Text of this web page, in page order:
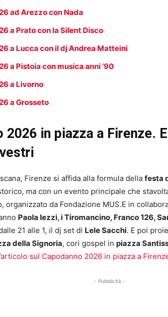
ad Arezzo con Nada
a Prato con la Silent Disco
a Lucca con il dj Andrea Matteini
a Pistoia con musica anni ’90
a Livorno
a Grosseto
2026 in piazza a Firenze.
Firenze si affida alla formula della festa
ma con un evento principale che
organizzato da Fondazione MUS.E in
Paola Iezzi, i Tiromancino, Franco 126,
21 alle 1, il dj set di Lele Sacchi. E poi
della Signoria, cori gospel in piazza
sul Capodanno 2026 in piazza a
- Pubblicità -